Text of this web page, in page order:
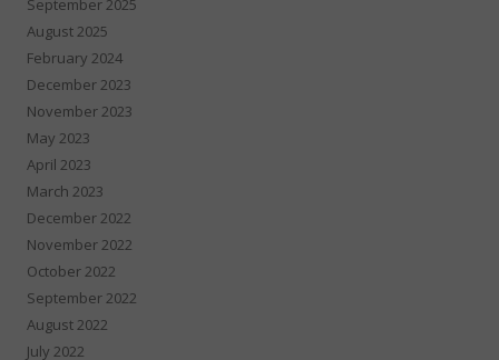
September 2025
August 2025
February 2024
December 2023
November 2023
May 2023
April 2023
March 2023
December 2022
November 2022
October 2022
September 2022
August 2022
July 2022